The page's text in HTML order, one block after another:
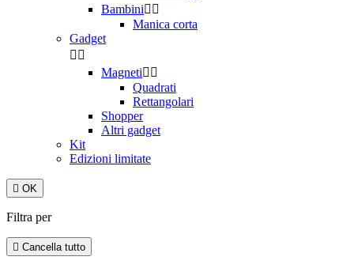
Bambini 
Manica corta
Gadget
 
Magneti 
Quadrati
Rettangolari
Shopper
Altri gadget
Kit
Edizioni limitate
 OK
Filtra per
 Cancella tutto